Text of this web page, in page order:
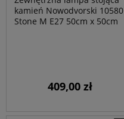
kamień Nowodvorski 10580
Stone M E27 50cm x 50cm
409,00 zł